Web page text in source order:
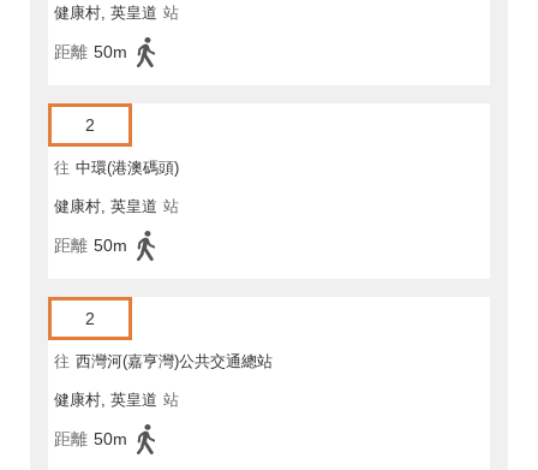
健康村, 英皇道 站
距離 50m
2
往 中環(港澳碼頭)
健康村, 英皇道 站
距離 50m
2
往 西灣河(嘉亨灣)公共交通總站
健康村, 英皇道 站
距離 50m